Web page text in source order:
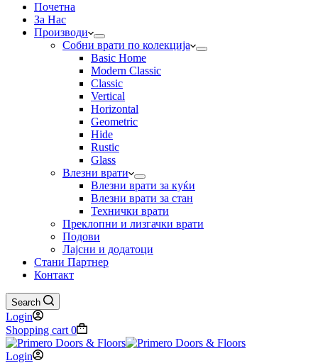
Почетна
За Нас
Производи
Собни врати по колекција
Basic Home
Modern Classic
Classic
Vertical
Horizontal
Geometric
Hide
Rustic
Glass
Влезни врати
Влезни врати за куќи
Влезни врати за стан
Технички врати
Преклопни и лизгачки врати
Подови
Лајсни и додатоци
Стани Партнер
Контакт
Search
Login
Shopping cart 0
Login